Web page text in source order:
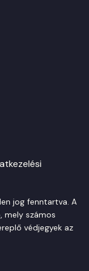
jog fenntartva. A
mely számos
védjegyek az